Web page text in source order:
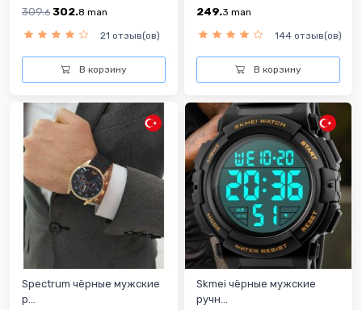
309.6 302.8 man
21 отзыв(ов)
В корзину
249.3 man
144 отзыв(ов)
В корзину
Spectrum чёрные мужские
р...
Skmei чёрные мужские
ручн...